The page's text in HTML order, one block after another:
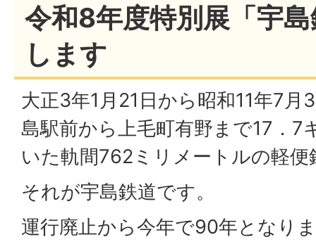
令和8年度特別展「宇
します
大正3年1月21日から昭和11年7月
島駅前から上毛町有野まで17．7
いた軌間762ミリメートルの軽
それが宇島鉄道です。
運行廃止から今年で90年となり